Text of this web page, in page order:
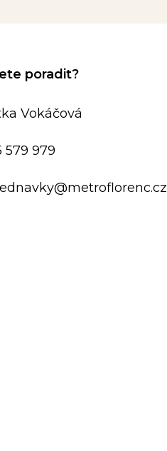
Vokáčová
@metroflorenc.cz
579 979